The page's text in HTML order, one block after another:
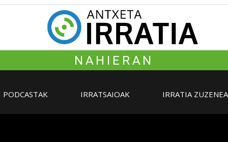
NAHIERAN
PODCASTAK IRRATSAIOAK IRRATIA